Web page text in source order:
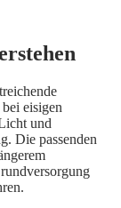
eisigen
und
Die passenden